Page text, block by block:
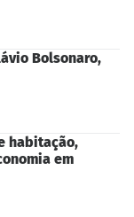
Bolsonaro,
habitação,
em